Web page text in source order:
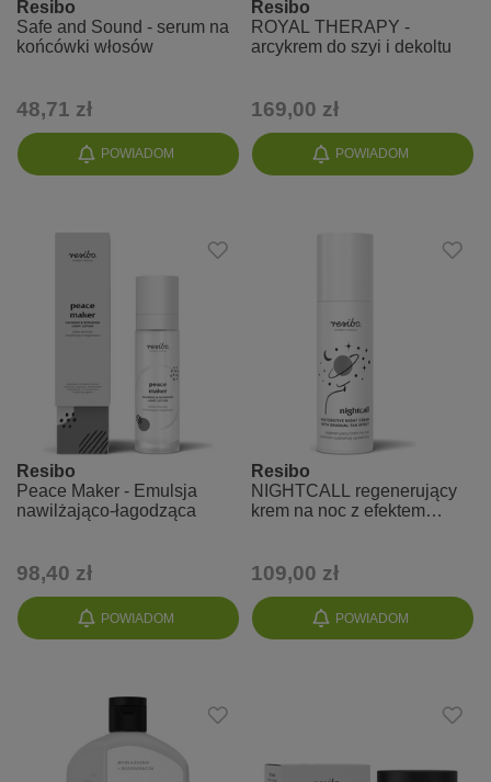
POWIADOM
Resibo
Safe and Sound - serum na
końcówki włosów
48,71 zł
POWIADOM
Resibo
ROYAL THERAPY -
arcykrem do szyi i dekoltu
169,00 zł
POWIADOM
Resibo
Peace Maker - Emulsja
nawilżająco-łagodząca
98,40 zł
POWIADOM
Resibo
NIGHTCALL regenerujący
krem na noc z efektem
109,00 zł